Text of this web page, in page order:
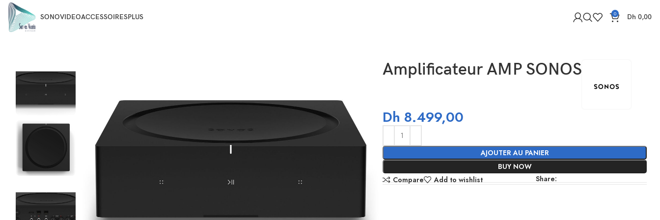
SONOVIDEOACCESSOIRESPLUS 0 Dh 0,00
Accueil
Amplificateur AMP SONOS
Dh 8.499,00
AJOUTER AU PANIER
BUY NOW
Compare
Add to wishlist Share: